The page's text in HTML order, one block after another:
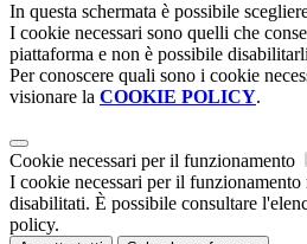
In questa schermata è possibile
I cookie necessari sono quelli che
piattaforma e non è possibile
Per conoscere quali sono i cookie
visionare la COOKIE POLICY.
Cookie necessari per il funzionamento
I cookie necessari per il funzionamento
disabilitati. È possibile consultare
policy.